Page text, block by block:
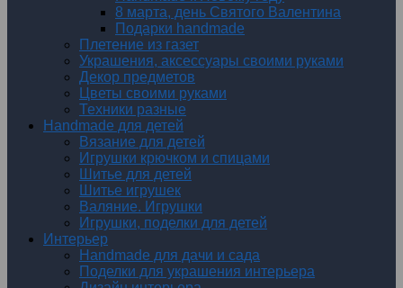
8 марта, день Святого Валентина
Подарки handmade
Плетение из газет
Украшения, аксессуары своими руками
Декор предметов
Цветы своими руками
Техники разные
Handmade для детей
Вязание для детей
Игрушки крючком и спицами
Шитье для детей
Шитье игрушек
Валяние. Игрушки
Игрушки, поделки для детей
Интерьер
Handmade для дачи и сада
Поделки для украшения интерьера